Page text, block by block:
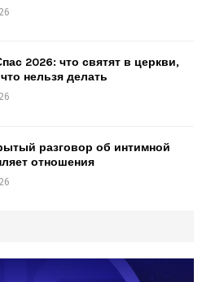
2026: что святят в церкви,
нельзя делать
разговор об интимной
отношения